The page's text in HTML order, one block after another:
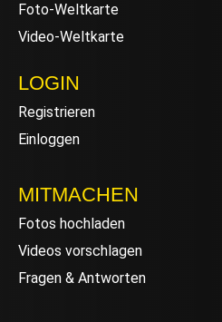
Foto-Weltkarte
Video-Weltkarte
LOGIN
Registrieren
Einloggen
MITMACHEN
Fotos hochladen
Videos vorschlagen
Fragen & Antworten